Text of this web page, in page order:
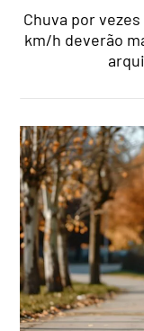
Chuva por
km/h deverão